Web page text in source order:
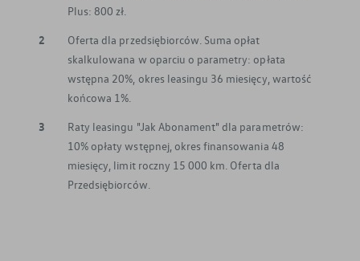
Plus: 800 zł.
2
Oferta dla przedsiębiorców. Suma opłat
skalkulowana w oparciu o parametry: opłata
wstępna 20%, okres leasingu 36 miesięcy, wartość
końcowa 1%.
3
Raty leasingu "Jak Abonament" dla parametrów:
10% opłaty wstępnej, okres finansowania 48
miesięcy, limit roczny 15 000 km. Oferta dla
Przedsiębiorców.